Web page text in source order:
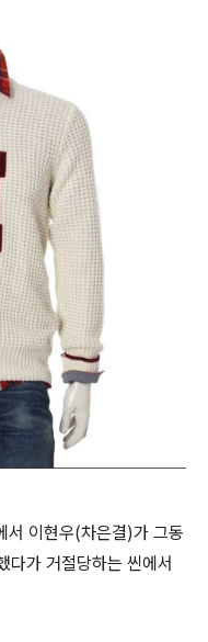
서 이현우(차은결)가 그동
다가 거절당하는 씬에서